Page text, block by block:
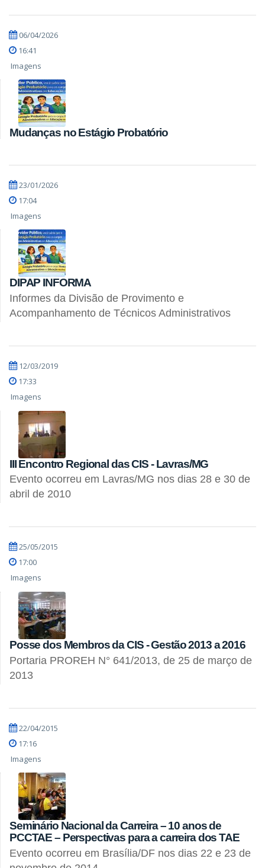
06/04/2026
16:41
Imagens
Mudanças no Estágio Probatório
23/01/2026
17:04
Imagens
DIPAP INFORMA
Informes da Divisão de Provimento e
Acompanhamento de Técnicos Administrativos
12/03/2019
17:33
Imagens
III Encontro Regional das CIS - Lavras/MG
Evento ocorreu em Lavras/MG nos dias 28 e 30 de
abril de 2010
25/05/2015
17:00
Imagens
Posse dos Membros da CIS - Gestão 2013 a 2016
Portaria PROREH N° 641/2013, de 25 de março de
2013
22/04/2015
17:16
Imagens
Seminário Nacional da Carreira – 10 anos de
PCCTAE – Perspectivas para a carreira dos TAE
Evento ocorreu em Brasília/DF nos dias 22 e 23 de